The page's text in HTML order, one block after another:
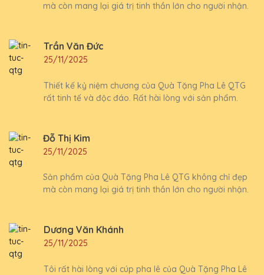
mà còn mang lại giá trị tinh thần lớn cho người nhận.
Trần Văn Đức
25/11/2025
Thiết kế kỷ niệm chương của Quà Tặng Pha Lê QTG
rất tinh tế và độc đáo. Rất hài lòng với sản phẩm.
Đỗ Thị Kim
25/11/2025
Sản phẩm của Quà Tặng Pha Lê QTG không chỉ đẹp
mà còn mang lại giá trị tinh thần lớn cho người nhận.
Dương Văn Khánh
25/11/2025
Tôi rất hài lòng với cúp pha lê của Quà Tặng Pha Lê